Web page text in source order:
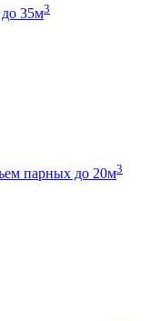
35м3
парных до 20м3